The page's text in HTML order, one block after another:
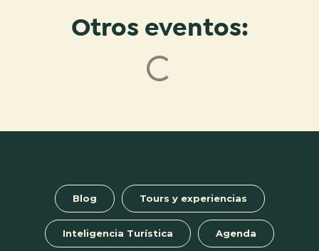
Otros eventos:
Blog Tours y experiencias
Inteligencia Turística Agenda